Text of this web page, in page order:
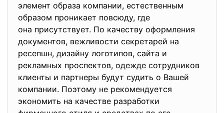
элемент образа компании, естественным
образом проникает повсюду, где
она присутствует. По качеству оформления
документов, вежливости секретарей на
ресепшн, дизайну логотипов, сайта и
рекламных проспектов, одежде сотрудников
клиенты и партнеры будут судить о Вашей
компании. Поэтому не рекомендуется
экономить на качестве разработки